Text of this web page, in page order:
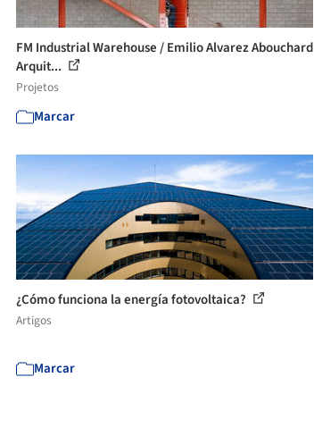
FM Industrial Warehouse / Emilio Alvarez Abouchard
Arquit...
Projetos
Marcar
¿Cómo funciona la energía fotovoltaica?
Artigos
Marcar